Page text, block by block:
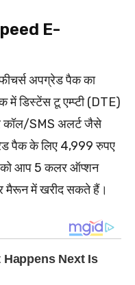
E-
अपग्रेड पैक का
में डिस्टेंस टू एम्प्टी (DTE)
कॉल/SMS अलर्ट जैसे
पैक के लिए 4,999 रुपए
को आप 5 कलर ऑप्शन
मैरून में खरीद सकते हैं।